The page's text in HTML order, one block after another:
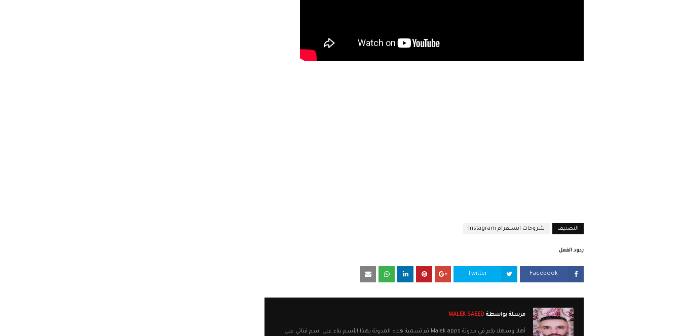
التصنيف شروحات انستقرام Instagram
ردود الفعل
Facebook
Twitter
مرسلة بواسطة
أهلا وسهلا بكم في مدونة Malek apps تم تسمية هذه المدونة بهذا الأسم بناء على اسم قناتي على